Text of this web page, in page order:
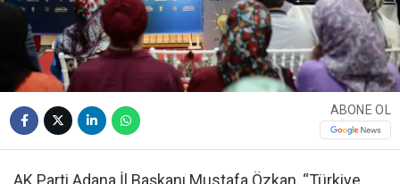
ABONE OL
AK Parti Adana İl Başkanı Mustafa Özkan, “Türkiye